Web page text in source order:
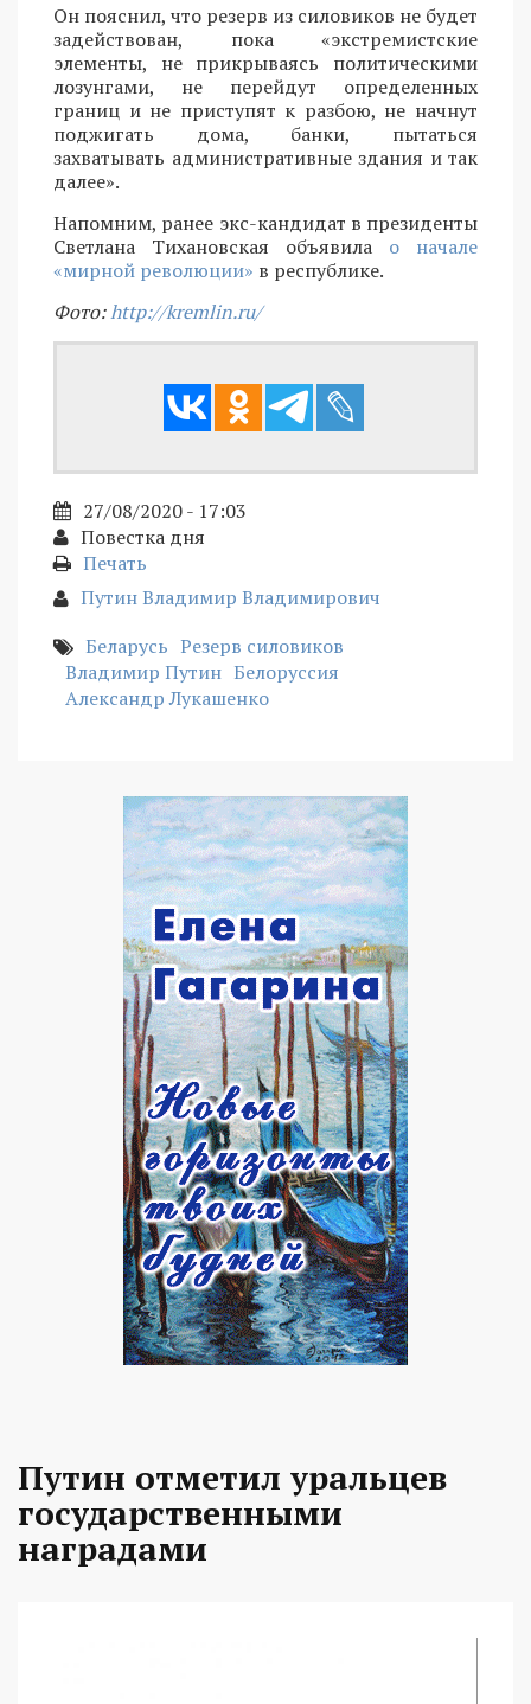
Он пояснил, что резерв из силовиков не будет
задействован, пока «экстремистские
элементы, не прикрываясь политическими
лозунгами, не перейдут определенных
границ и не приступят к разбою, не начнут
поджигать дома, банки, пытаться
захватывать административные здания и так
далее».
Напомним, ранее экс-кандидат в президенты
Светлана Тихановская объявила о начале
«мирной революции» в республике.
Фото:http://kremlin.ru/
27/08/2020 - 17:03
Повестка дня
Печать
Путин Владимир Владимирович
Беларусь Резерв силовиков
Владимир Путин Белоруссия
Александр Лукашенко
Путин отметил уральцев
государственными
наградами